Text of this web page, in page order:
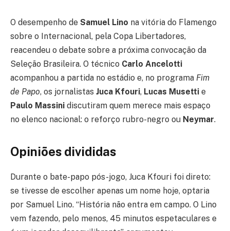
O desempenho de Samuel Lino na vitória do Flamengo
sobre o Internacional, pela Copa Libertadores,
reacendeu o debate sobre a próxima convocação da
Seleção Brasileira. O técnico Carlo Ancelotti
acompanhou a partida no estádio e, no programa Fim
de Papo, os jornalistas Juca Kfouri, Lucas Musetti e
Paulo Massini discutiram quem merece mais espaço
no elenco nacional: o reforço rubro-negro ou Neymar.
Opiniões divididas
Durante o bate-papo pós-jogo, Juca Kfouri foi direto:
se tivesse de escolher apenas um nome hoje, optaria
por Samuel Lino. “História não entra em campo. O Lino
vem fazendo, pelo menos, 45 minutos espetaculares e